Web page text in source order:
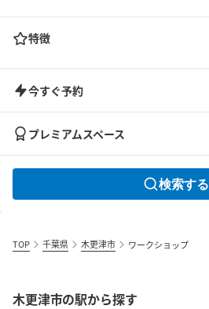
特徴
今すぐ予約
プレミアムスペース
検索する
TOP 千葉県 木更津市 ワークショップ
木更津市の駅から探す